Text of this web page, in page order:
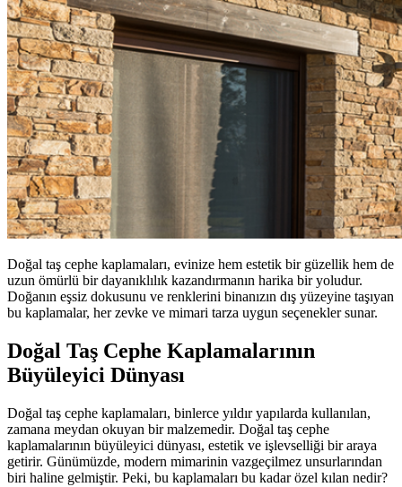
Doğal taş cephe kaplamaları, evinize hem estetik bir güzellik hem de
uzun ömürlü bir dayanıklılık kazandırmanın harika bir yoludur.
Doğanın eşsiz dokusunu ve renklerini binanızın dış yüzeyine taşıyan
bu kaplamalar, her zevke ve mimari tarza uygun seçenekler sunar.
Doğal Taş Cephe Kaplamalarının
Büyüleyici Dünyası
Doğal taş cephe kaplamaları, binlerce yıldır yapılarda kullanılan,
zamana meydan okuyan bir malzemedir. Doğal taş cephe
kaplamalarının büyüleyici dünyası, estetik ve işlevselliği bir araya
getirir. Günümüzde, modern mimarinin vazgeçilmez unsurlarından
biri haline gelmiştir. Peki, bu kaplamaları bu kadar özel kılan nedir?